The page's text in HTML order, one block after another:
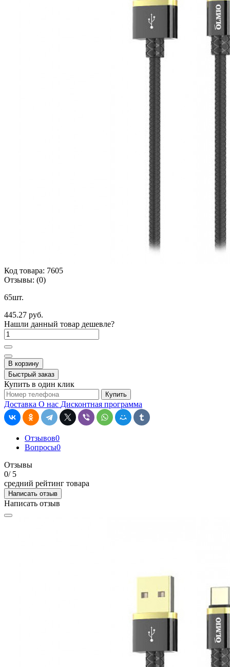
Код товара: 7605
Отзывы: (0)
65шт.
445.27 руб.
Нашли данный товар дешевле?
В корзину
Быстрый заказ
Купить в один клик
Купить
Доставка О нас Дисконтная программа
Отзывов0
Вопросы0
Отзывы
0/ 5
средний рейтинг товара
Написать отзыв
Написать отзыв